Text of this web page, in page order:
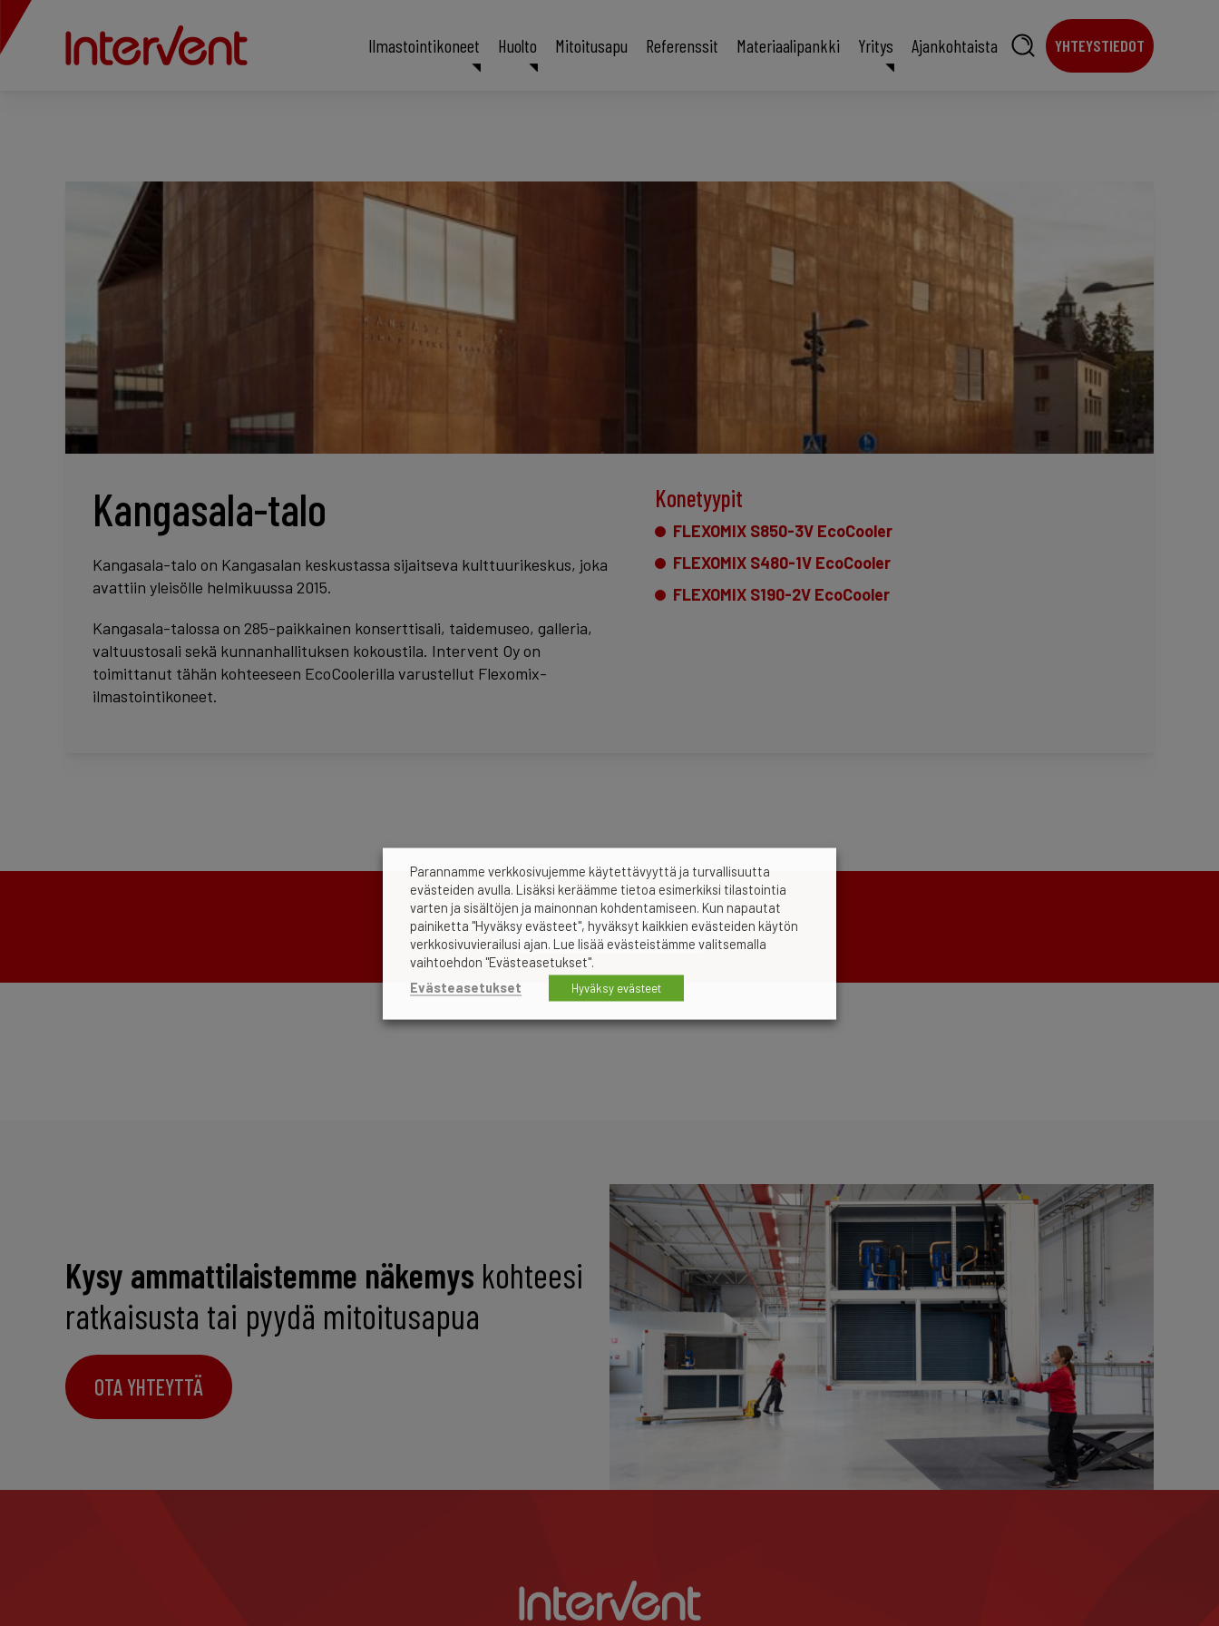
Ilmastointikoneet Huolto Mitoitusapu Referenssit Materiaalipankki Yritys Ajankohtaista YHTEYSTIEDOT
Kangasala-talo
Kangasala-talo on Kangasalan keskustassa sijaitseva kulttuurikeskus, joka
avattiin yleisölle helmikuussa 2015.
Kangasala-talossa on 285-paikkainen konserttisali, taidemuseo, galleria,
valtuustosali sekä kunnanhallituksen kokoustila. Intervent Oy on
toimittanut tähän kohteeseen EcoCoolerilla varustellut Flexomix-
ilmastointikoneet.
Konetyypit
FLEXOMIX S850-3V EcoCooler
FLEXOMIX S480-1V EcoCooler
FLEXOMIX S190-2V EcoCooler
KATSO KAIKKI REFERENSSIT
Kysy ammattilaistemme näkemys kohteesi
ratkaisusta tai pyydä mitoitusapua
OTA YHTEYTTÄ
Parannamme verkkosivujemme käytettävyyttä ja turvallisuutta
evästeiden avulla. Lisäksi keräämme tietoa esimerkiksi tilastointia
varten ja sisältöjen ja mainonnan kohdentamiseen. Kun napautat
painiketta "Hyväksy evästeet", hyväksyt kaikkien evästeiden käytön
verkkosivuvierailusi ajan. Lue lisää evästeistämme valitsemalla
vaihtoehdon "Evästeasetukset".
Evästeasetukset
Hyväksy evästeet